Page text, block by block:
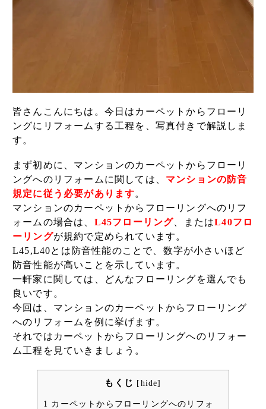
皆さんこんにちは。今日はカーペットからフローリ
ングにリフォームする工程を、写真付きで解説しま
す。
まず初めに、マンションのカーペットからフローリ
ングへのリフォームに関しては、 マンションの防音
規定に従う必要があります。
マンションのカーペットからフローリングへのリフ
ォームの場合は、 L45フローリング 、またはL40フロ
ーリングが規約で定められています。
L45,L40とは防音性能のことで、数字が小さいほど
防音性能が高いことを示しています。
一軒家に関しては、どんなフローリングを選んでも
良いです。
今回は、マンションのカーペットからフローリング
へのリフォームを例に挙げます。
それではカーペットからフローリングへのリフォー
ム工程を見ていきましょう。
もくじ [ hide]
1
カーペットからフローリングへのリフォ